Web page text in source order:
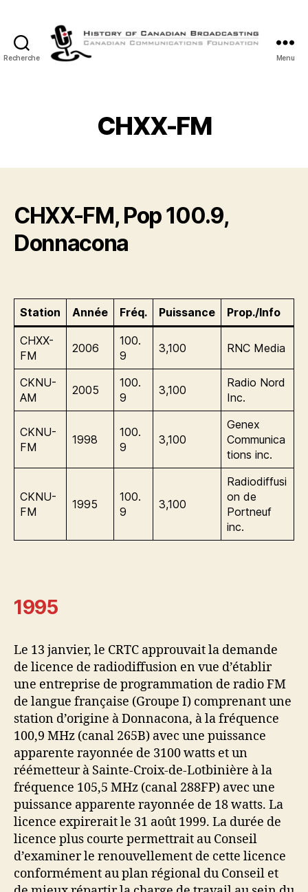
Recherche
Radiodiffusion
Canadienne
Menu
CHXX-FM
CHXX-FM, Pop 100.9,
Donnacona
Station Année Fréq. Puissance Prop./Info
CHXX-
FM
2006
100.
9
3,100 RNC Media
CKNU-
AM
2005
100.
9
3,100
Radio Nord
Inc.
CKNU-
FM
1998
100.
9
3,100
Genex
Communica
tions inc.
CKNU-
FM
1995
100.
9
3,100
Radiodiffusi
on de
Portneuf
inc.
1995
Le 13 janvier, le CRTC approuvait la demande
de licence de radiodiffusion en vue d’établir
une entreprise de programmation de radio FM
de langue française (Groupe I) comprenant une
station d’origine à Donnacona, à la fréquence
100,9 MHz (canal 265B) avec une puissance
apparente rayonnée de 3100 watts et un
réémetteur à Sainte-Croix-de-Lotbinière à la
fréquence 105,5 MHz (canal 288FP) avec une
puissance apparente rayonnée de 18 watts. La
licence expirerait le 31 août 1999. La durée de
licence plus courte permettrait au Conseil
d’examiner le renouvellement de cette licence
conformément au plan régional du Conseil et